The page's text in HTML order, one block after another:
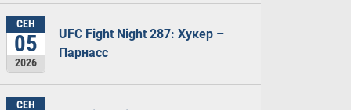
СЕН
05
2026
UFC Fight Night 287: Хукер –
Парнасс
СЕН